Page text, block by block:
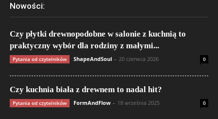
Nowości:
Czy płytki drewnopodobne w salonie z kuchnią to
praktyczny wybór dla rodziny z małymi...
Pytania od czytelników ShapeAndSoul - 20 czerwca 2026 0
Czy kuchnia biała z drewnem to nadal hit?
Pytania od czytelników FormAndFlow - 18 września 2025 0